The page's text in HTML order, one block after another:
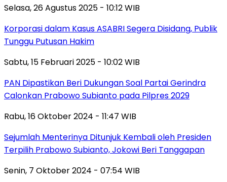
Selasa, 26 Agustus 2025 - 10:12 WIB
Korporasi dalam Kasus ASABRI Segera Disidang, Publik
Tunggu Putusan Hakim
Sabtu, 15 Februari 2025 - 10:02 WIB
PAN Dipastikan Beri Dukungan Soal Partai Gerindra
Calonkan Prabowo Subianto pada Pilpres 2029
Rabu, 16 Oktober 2024 - 11:47 WIB
Sejumlah Menterinya Ditunjuk Kembali oleh Presiden
Terpilih Prabowo Subianto, Jokowi Beri Tanggapan
Senin, 7 Oktober 2024 - 07:54 WIB